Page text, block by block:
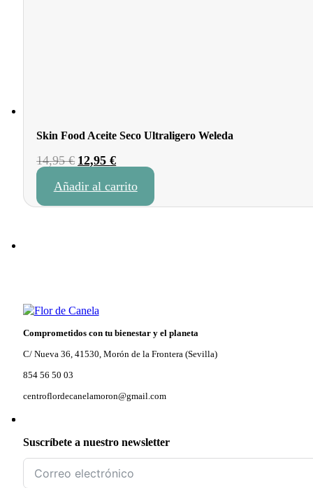
Skin Food Aceite Seco Ultraligero Weleda
14,95€ El
original
12,95€El
actual
Añadir al carrito
Comprometidos con tu bienestar y el planeta
C/ Nueva 36, 41530, Morón de la Frontera (Sevilla)
854 56 50 03
centroflordecanelamoron@gmail.com
Suscríbete a nuestro newsletter